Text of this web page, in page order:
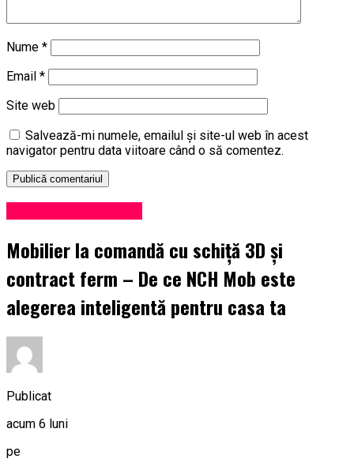
Nume *
Email *
Site web
Salvează-mi numele, emailul și site-ul web în acest
navigator pentru data viitoare când o să comentez.
Mobilier la comandă cu schiță 3D și
contract ferm – De ce NCH Mob este
alegerea inteligentă pentru casa ta
Publicat
acum 6 luni
pe